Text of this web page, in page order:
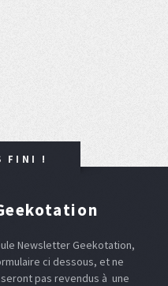
FINI !
Newsletter Geekotation,
ci dessous, et ne
pas revendus à une